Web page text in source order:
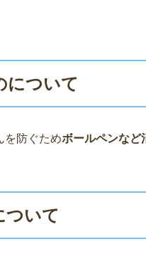
について
を防ぐためボールペンなど
ついて